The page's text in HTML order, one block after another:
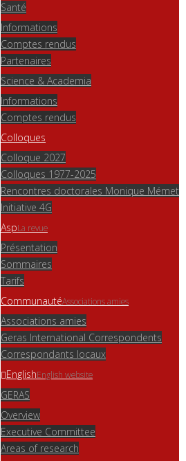
Santé
Informations
Comptes rendus
Partenaires
Science & Academia
Informations
Comptes rendus
Colloques
Colloque 2027
Colloques 1977-2025
Rencontres doctorales Monique Mémet
Initiative 4G
AspLa revue
Présentation
Sommaires
Tarifs
CommunautéAssociations amies
Associations amies
Geras International Correspondents
Correspondants locaux
EnglishEnglish website
GERAS
Overview
Executive Committee
Areas of research